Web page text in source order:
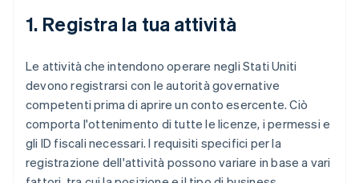
1. Registra la tua attività
Le attività che intendono operare negli Stati Uniti
devono registrarsi con le autorità governative
competenti prima di aprire un conto esercente. Ciò
comporta l'ottenimento di tutte le licenze, i permessi e
gli ID fiscali necessari. I requisiti specifici per la
registrazione dell'attività possono variare in base a vari